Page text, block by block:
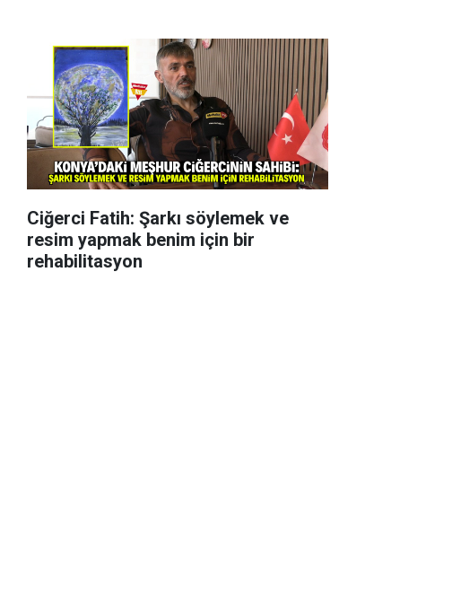
Ciğerci Fatih: Şarkı söylemek ve
resim yapmak benim için bir
rehabilitasyon